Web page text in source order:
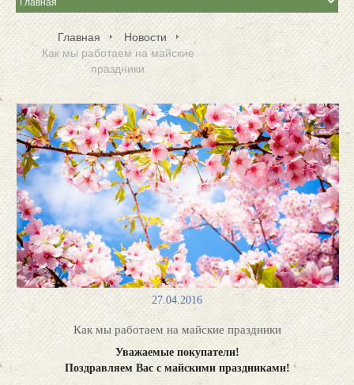
Главная
Новости
Как мы работаем на майские
праздники
27.04.2016
Как мы работаем на майские праздники
Уважаемые покупатели!
Поздравляем Вас с майскими праздниками!